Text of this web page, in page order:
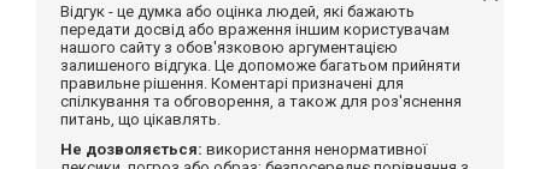
Відгук - це думка або оцінка людей, які бажають
передати досвід або враження іншим користувачам
нашого сайту з обов'язковою аргументацією
залишеного відгука. Це допоможе багатьом прийняти
правильне рішення. Коментарі призначені для
спілкування та обговорення, а також для роз'яснення
питань, що цікавлять.
Не дозволяється: використання ненормативної